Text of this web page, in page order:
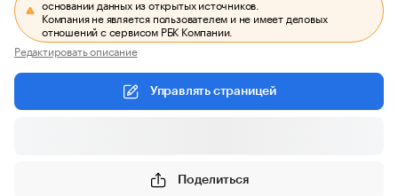
основании данных из открытых источников.
Компания не является пользователем и не имеет деловых
отношений с сервисом РБК Компании.
Редактировать описание
Управлять страницей
Поделиться